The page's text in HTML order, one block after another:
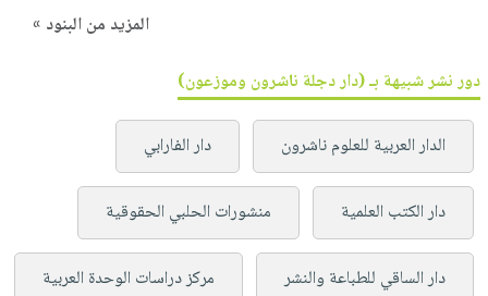
المزيد من البنود »
دور نشر شبيهة بـ (دار دجلة ناشرون وموزعون)
الدار العربية للعلوم ناشرون دار الفارابي
دار الكتب العلمية منشورات الحلبي الحقوقية
دار الساقي للطباعة والنشر مركز دراسات الوحدة العربية